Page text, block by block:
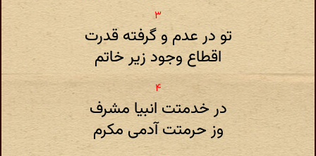
تو در عدم و گرفته قدرت
اقطاع وجود زیر خاتم
در خدمتت انبیا مشرف
وز حرمتت آدمی مکرم